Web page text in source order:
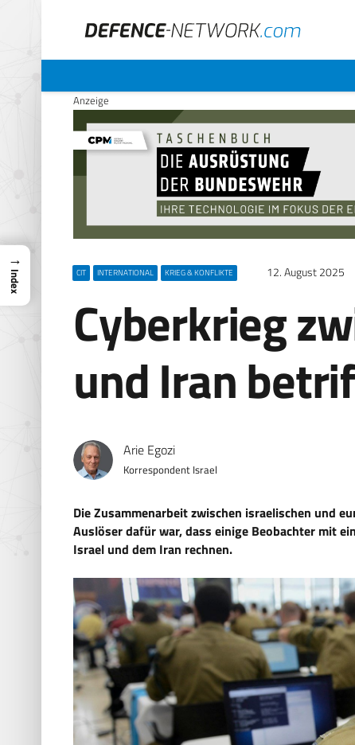
Anzeige
CIT INTERNATIONAL KRIEG & KONFLIKTE 12. August 2025
Cyberkrieg
und Iran
Arie Egozi
Korrespondent Israel
Die Zusammenarbeit zwischen israelischen und
Auslöser dafür war, dass einige Beobachter mit
Israel und dem Iran rechnen.
→
Index